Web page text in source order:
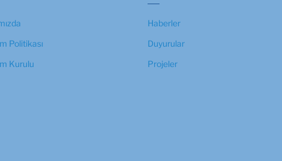
Politikası
Kurulu
Haberler
Duyurular
Projeler